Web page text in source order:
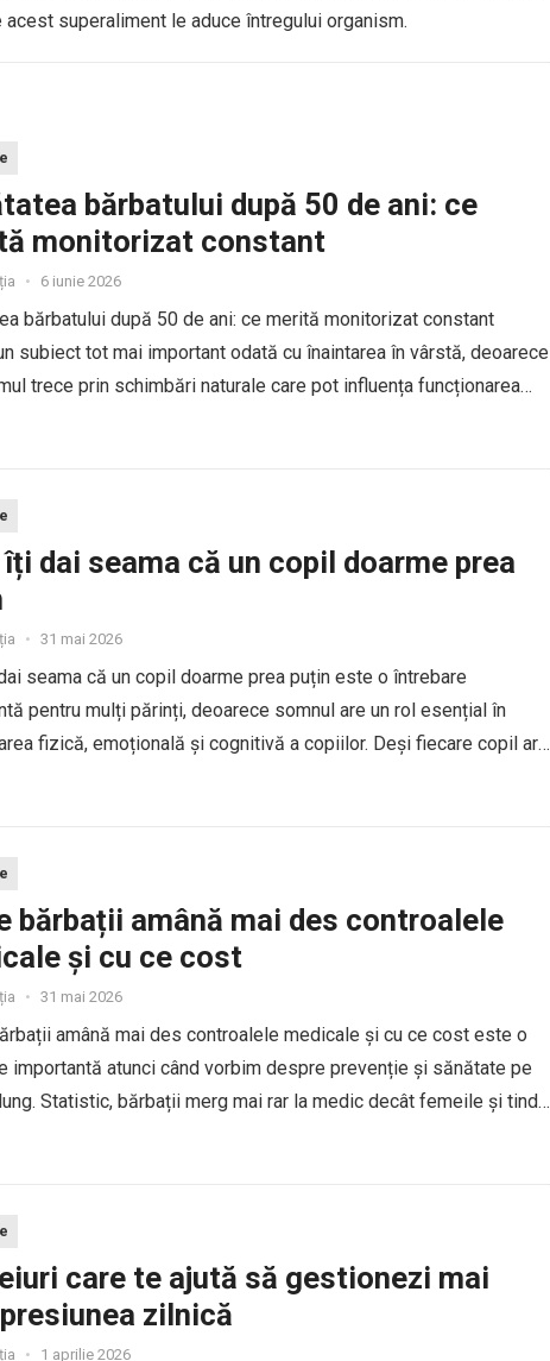
superaliment le aduce întregului organism.
bărbatului după 50 de ani: ce
monitorizat constant
• 6 iunie 2026
bărbatului după 50 de ani: ce merită monitorizat constant
subiect tot mai important odată cu înaintarea în vârstă, deoarece
trece prin schimbări naturale care pot influența funcționarea
îți dai seama că un copil doarme prea
• 31 mai 2026
seama că un copil doarme prea puțin este o întrebare
pentru mulți părinți, deoarece somnul are un rol esențial în
fizică, emoțională și cognitivă a copiilor. Deși fiecare copil are
bărbații amână mai des controalele
și cu ce cost
• 31 mai 2026
amână mai des controalele medicale și cu ce cost este o
importantă atunci când vorbim despre prevenție și sănătate pe
Statistic, bărbații merg mai rar la medic decât femeile și tind
care te ajută să gestionezi mai
zilnică
• 1 aprilie 2026